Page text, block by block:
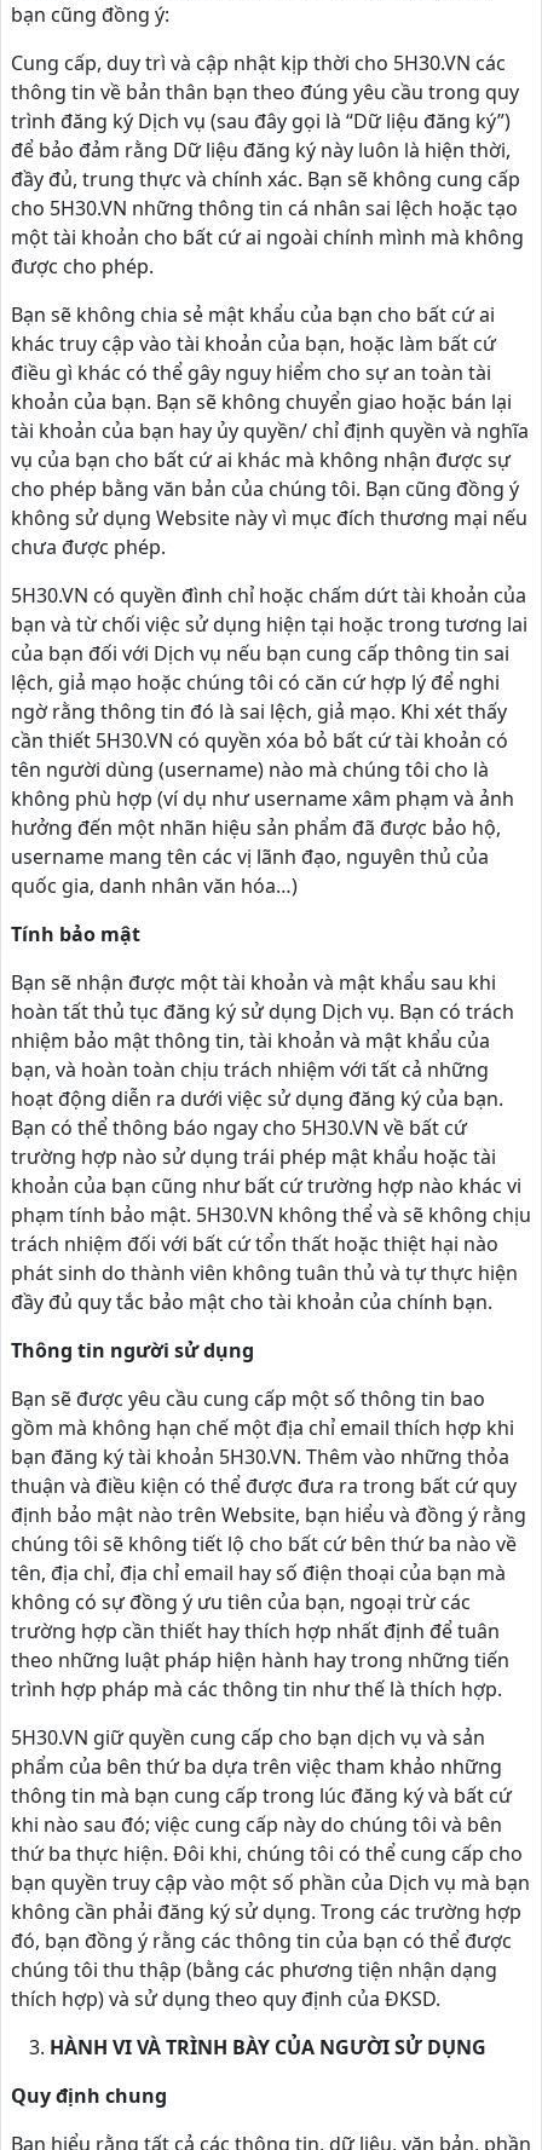
bạn cũng đồng ý:
Cung cấp, duy trì và cập nhật kịp thời cho 5H30.VN các
thông tin về bản thân bạn theo đúng yêu cầu trong quy
trình đăng ký Dịch vụ (sau đây gọi là “Dữ liệu đăng ký”)
để bảo đảm rằng Dữ liệu đăng ký này luôn là hiện thời,
đầy đủ, trung thực và chính xác. Bạn sẽ không cung cấp
cho 5H30.VN những thông tin cá nhân sai lệch hoặc tạo
một tài khoản cho bất cứ ai ngoài chính mình mà không
được cho phép.
Bạn sẽ không chia sẻ mật khẩu của bạn cho bất cứ ai
khác truy cập vào tài khoản của bạn, hoặc làm bất cứ
điều gì khác có thể gây nguy hiểm cho sự an toàn tài
khoản của bạn. Bạn sẽ không chuyển giao hoặc bán lại
tài khoản của bạn hay ủy quyền/ chỉ định quyền và nghĩa
vụ của bạn cho bất cứ ai khác mà không nhận được sự
cho phép bằng văn bản của chúng tôi. Bạn cũng đồng ý
không sử dụng Website này vì mục đích thương mại nếu
chưa được phép.
5H30.VN có quyền đình chỉ hoặc chấm dứt tài khoản của
bạn và từ chối việc sử dụng hiện tại hoặc trong tương lai
của bạn đối với Dịch vụ nếu bạn cung cấp thông tin sai
lệch, giả mạo hoặc chúng tôi có căn cứ hợp lý để nghi
ngờ rằng thông tin đó là sai lệch, giả mạo. Khi xét thấy
cần thiết 5H30.VN có quyền xóa bỏ bất cứ tài khoản có
tên người dùng (username) nào mà chúng tôi cho là
không phù hợp (ví dụ như username xâm phạm và ảnh
hưởng đến một nhãn hiệu sản phẩm đã được bảo hộ,
username mang tên các vị lãnh đạo, nguyên thủ của
quốc gia, danh nhân văn hóa…)
Tính bảo mật
Bạn sẽ nhận được một tài khoản và mật khẩu sau khi
hoàn tất thủ tục đăng ký sử dụng Dịch vụ. Bạn có trách
nhiệm bảo mật thông tin, tài khoản và mật khẩu của
bạn, và hoàn toàn chịu trách nhiệm với tất cả những
hoạt động diễn ra dưới việc sử dụng đăng ký của bạn.
Bạn có thể thông báo ngay cho 5H30.VN về bất cứ
trường hợp nào sử dụng trái phép mật khẩu hoặc tài
khoản của bạn cũng như bất cứ trường hợp nào khác vi
phạm tính bảo mật. 5H30.VN không thể và sẽ không chịu
trách nhiệm đối với bất cứ tổn thất hoặc thiệt hại nào
phát sinh do thành viên không tuân thủ và tự thực hiện
đầy đủ quy tắc bảo mật cho tài khoản của chính bạn.
Thông tin người sử dụng
Bạn sẽ được yêu cầu cung cấp một số thông tin bao
gồm mà không hạn chế một địa chỉ email thích hợp khi
bạn đăng ký tài khoản 5H30.VN. Thêm vào những thỏa
thuận và điều kiện có thể được đưa ra trong bất cứ quy
định bảo mật nào trên Website, bạn hiểu và đồng ý rằng
chúng tôi sẽ không tiết lộ cho bất cứ bên thứ ba nào về
tên, địa chỉ, địa chỉ email hay số điện thoại của bạn mà
không có sự đồng ý ưu tiên của bạn, ngoại trừ các
trường hợp cần thiết hay thích hợp nhất định để tuân
theo những luật pháp hiện hành hay trong những tiến
trình hợp pháp mà các thông tin như thế là thích hợp.
5H30.VN giữ quyền cung cấp cho bạn dịch vụ và sản
phẩm của bên thứ ba dựa trên việc tham khảo những
thông tin mà bạn cung cấp trong lúc đăng ký và bất cứ
khi nào sau đó; việc cung cấp này do chúng tôi và bên
thứ ba thực hiện. Đôi khi, chúng tôi có thể cung cấp cho
bạn quyền truy cập vào một số phần của Dịch vụ mà bạn
không cần phải đăng ký sử dụng. Trong các trường hợp
đó, bạn đồng ý rằng các thông tin của bạn có thể được
chúng tôi thu thập (bằng các phương tiện nhận dạng
thích hợp) và sử dụng theo quy định của ĐKSD.
HÀNH VI VÀ TRÌNH BÀY CỦA NGƯỜI SỬ DỤNG
Quy định chung
Bạn hiểu rằng tất cả các thông tin, dữ liệu, văn bản, phần